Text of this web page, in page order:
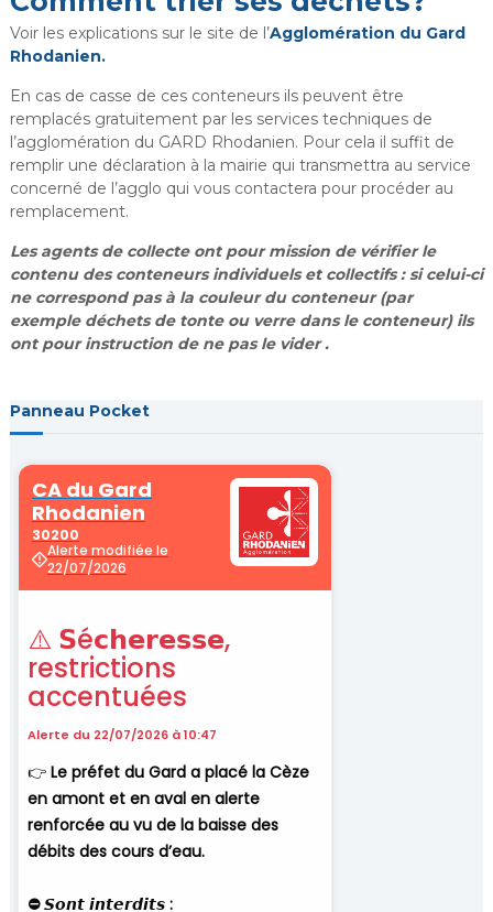
Voir les explications sur le site de l’Agglomération du Gard
Rhodanien.
En cas de casse de ces conteneurs ils peuvent être
remplacés gratuitement par les services techniques de
l’agglomération du GARD Rhodanien. Pour cela il suffit de
remplir une déclaration à la mairie qui transmettra au service
concerné de l’agglo qui vous contactera pour procéder au
remplacement.
Les agents de collecte ont pour mission de vérifier le
contenu des conteneurs individuels et collectifs : si celui-ci
ne correspond pas à la couleur du conteneur (par
exemple déchets de tonte ou verre dans le conteneur) ils
ont pour instruction de ne pas le vider .
Panneau Pocket